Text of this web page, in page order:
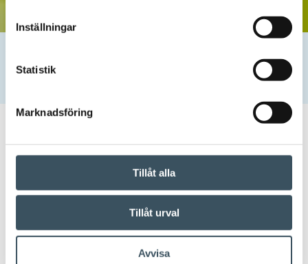
Inställningar
Statistik
Marknadsföring
Tillåt alla
Tillåt urval
Avvisa
Handeln är starkt med på den nya avtalsperioden för
30.03.2026 11:31 Pressmeddelande
Handeln är starkt med på den
nya avtalsperioden för
energieffektivitet 2026–2035
Handeln deltar i den nya avtalsperioden för energieffektivitet